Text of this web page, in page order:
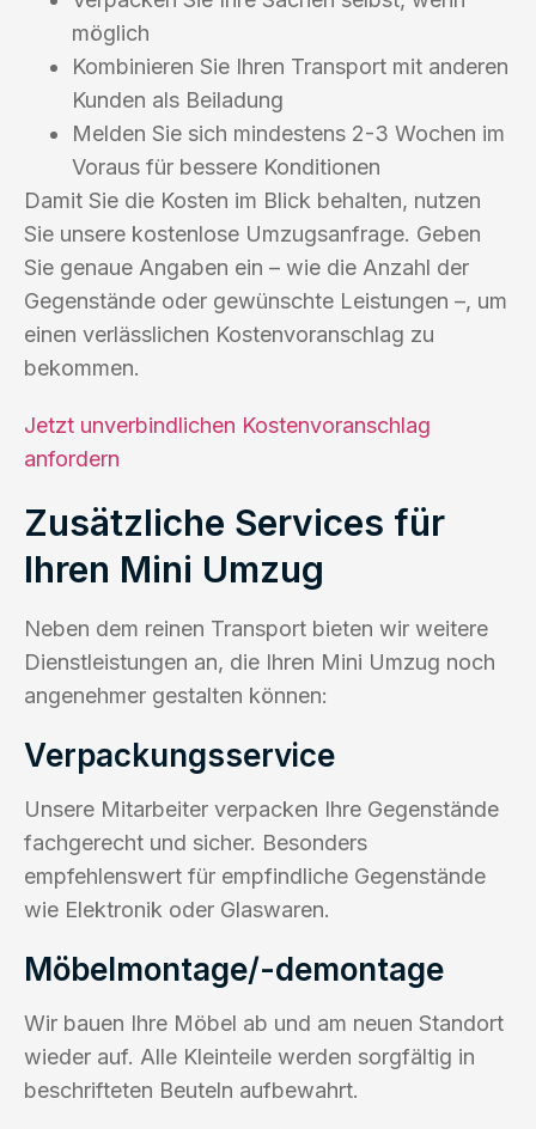
möglich
Kombinieren Sie Ihren Transport mit anderen
Kunden als Beiladung
Melden Sie sich mindestens 2-3 Wochen im
Voraus für bessere Konditionen
Damit Sie die Kosten im Blick behalten, nutzen
Sie unsere kostenlose Umzugsanfrage. Geben
Sie genaue Angaben ein – wie die Anzahl der
Gegenstände oder gewünschte Leistungen –, um
einen verlässlichen Kostenvoranschlag zu
bekommen.
Jetzt unverbindlichen Kostenvoranschlag
anfordern
Zusätzliche Services für
Ihren Mini Umzug
Neben dem reinen Transport bieten wir weitere
Dienstleistungen an, die Ihren Mini Umzug noch
angenehmer gestalten können:
Verpackungsservice
Unsere Mitarbeiter verpacken Ihre Gegenstände
fachgerecht und sicher. Besonders
empfehlenswert für empfindliche Gegenstände
wie Elektronik oder Glaswaren.
Möbelmontage/-demontage
Wir bauen Ihre Möbel ab und am neuen Standort
wieder auf. Alle Kleinteile werden sorgfältig in
beschrifteten Beuteln aufbewahrt.